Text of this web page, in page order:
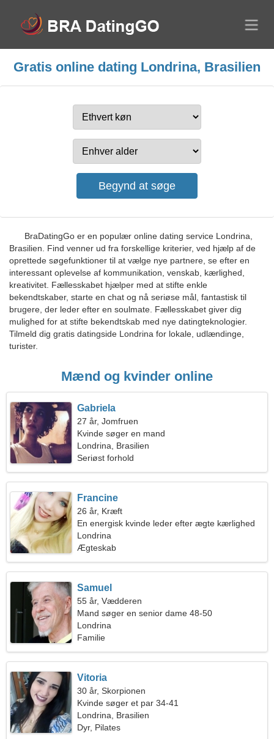
Gratis online dating Londrina, Brasilien
BraDatingGo er en populær online dating service Londrina,
Brasilien. Find venner ud fra forskellige kriterier, ved hjælp af de
oprettede søgefunktioner til at vælge nye partnere, se efter en
interessant oplevelse af kommunikation, venskab, kærlighed,
kreativitet. Fællesskabet hjælper med at stifte enkle
bekendtskaber, starte en chat og nå seriøse mål, fantastisk til
brugere, der leder efter en soulmate. Fællesskabet giver dig
mulighed for at stifte bekendtskab med nye datingteknologier.
Tilmeld dig gratis datingside Londrina for lokale, udlændinge,
turister.
Mænd og kvinder online
Gabriela
27 år, Jomfruen
Kvinde søger en mand
Londrina, Brasilien
Seriøst forhold
Francine
26 år, Kræft
En energisk kvinde leder efter ægte kærlighed
Londrina
Ægteskab
Samuel
55 år, Vædderen
Mand søger en senior dame 48-50
Londrina
Familie
Vitoria
30 år, Skorpionen
Kvinde søger et par 34-41
Londrina, Brasilien
Dyr, Pilates